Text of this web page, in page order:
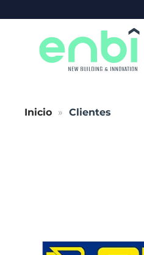
Skip to main content
Inicio Clientes